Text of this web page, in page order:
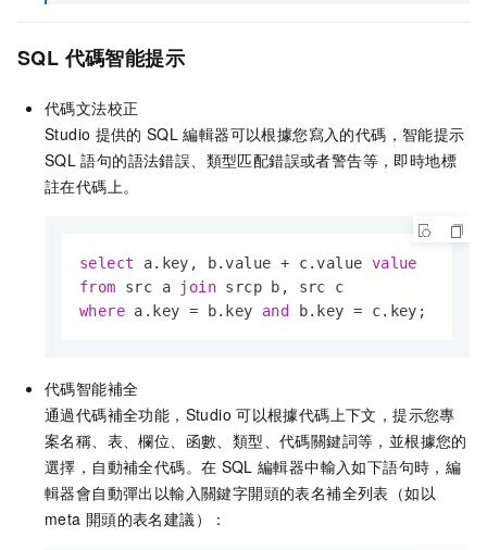
SQL 代碼智能提示
代碼文法校正
Studio 提供的 SQL 編輯器可以根據您寫入的代碼，智能提示
SQL 語句的語法錯誤、類型匹配錯誤或者警告等，即時地標
註在代碼上。
select a.key, b.value + c.value value
from src a join
where a.key = b.key and b.key = c.key;
代碼智能補全
通過代碼補全功能，Studio 可以根據代碼上下文，提示您專
案名稱、表、欄位、函數、類型、代碼關鍵詞等，並根據您的
選擇，自動補全代碼。在 SQL 編輯器中輸入如下語句時，編
輯器會自動彈出以輸入關鍵字開頭的表名補全列表（如以
meta 開頭的表名建議）：